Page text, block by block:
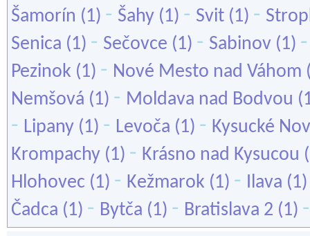
Šamorín (1) - Šahy (1) - Svit (1) -
Senica (1) - Sečovce (1) - Sabinov (1)
Pezinok (1) - Nové Mesto nad Váhom
Nemšová (1) - Moldava nad Bodvou
- Lipany (1) - Levoča (1) - Kysucké
Krompachy (1) - Krásno nad Kysucou
Hlohovec (1) - Kežmarok (1) - Ilava
Čadca (1) - Bytča (1) - Bratislava 2 (1)